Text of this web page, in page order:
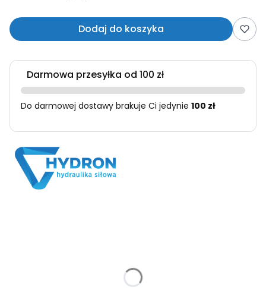
Dodaj do koszyka
Darmowa przesyłka od 100 zł
Do darmowej dostawy brakuje Ci jedynie 100 zł